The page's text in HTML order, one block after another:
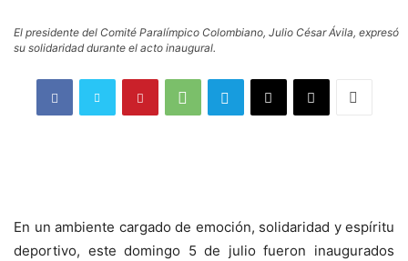
El presidente del Comité Paralímpico Colombiano, Julio César Ávila, expresó
su solidaridad durante el acto inaugural.
En un ambiente cargado de emoción, solidaridad y espíritu
deportivo, este domingo 5 de julio fueron inaugurados